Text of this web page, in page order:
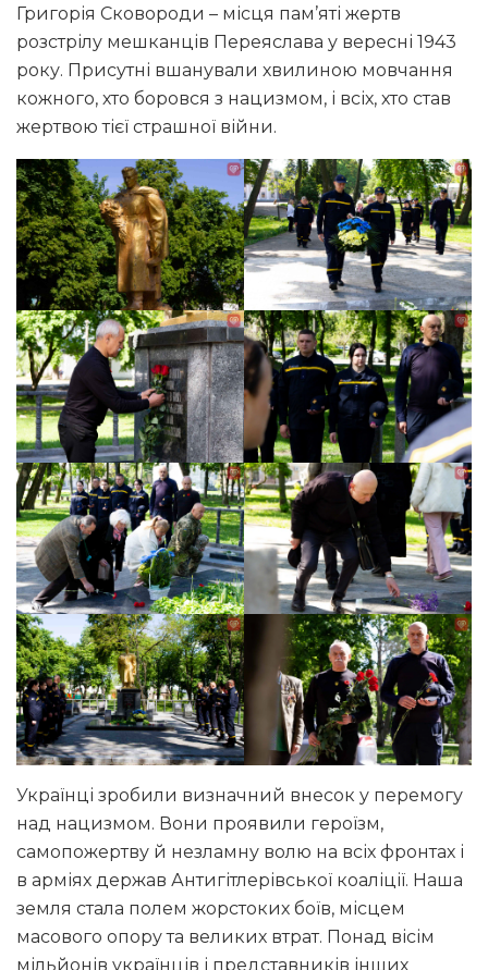
Григорія Сковороди – місця пам’яті жертв
розстрілу мешканців Переяслава у вересні 1943
року. Присутні вшанували хвилиною мовчання
кожного, хто боровся з нацизмом, і всіх, хто став
жертвою тієї страшної війни.
Українці зробили визначний внесок у перемогу
над нацизмом. Вони проявили героїзм,
самопожертву й незламну волю на всіх фронтах і
в арміях держав Антигітлерівської коаліції. Наша
земля стала полем жорстоких боїв, місцем
масового опору та великих втрат. Понад вісім
мільйонів українців і представників інших